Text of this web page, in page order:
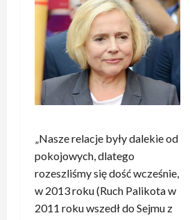
„Nasze relacje były dalekie od
pokojowych, dlatego
rozeszliśmy się dość wcześnie,
w 2013 roku (Ruch Palikota w
2011 roku wszedł do Sejmu z